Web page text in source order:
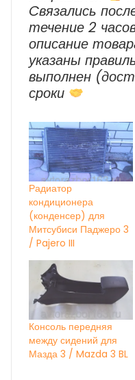
Cвязались
течение 2
описание
указаны
выполнен
сроки
Радиатор
кондиционера
(конденсер) для
Митсубиси Паджеро 3
/ Pajero III
Консоль передняя
между сидений для
Мазда 3 / Mazda 3 BL